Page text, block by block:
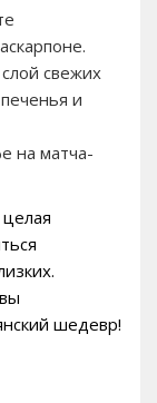
свежих
и
на матча-
шедевр!